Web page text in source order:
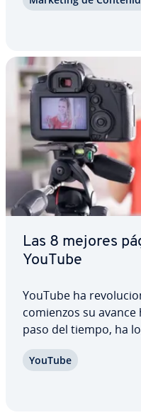
Las 8 mejores
YouTube
YouTube ha
comienzos su
paso del tiempo, ha
Ninguna otra página
YouTube